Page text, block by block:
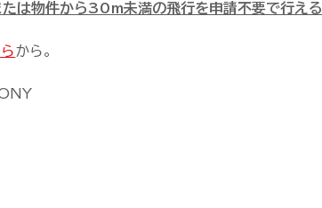
は物件から30m未満の飛行を申請不要で行える
から。